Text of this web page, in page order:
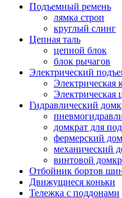
Подъемный ремень
лямка строп
круглый слинг
Цепная таль
цепной блок
блок рычагов
Электрический
Электрическая
Электрическая
Гидравлический
домкрат для
фермерский
механический
винтовой
Отбойник бортов
Движущиеся коньки
Тележка с поддонами